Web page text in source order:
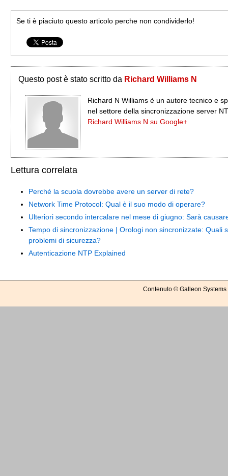
Se ti è piaciuto questo articolo perche non condividerlo!
Questo post è stato scritto da Richard Williams N
Richard N Williams è un autore tecnico e
nel settore della sincronizzazione server
Richard Williams N su Google+
Lettura correlata
Perché la scuola dovrebbe avere un server di rete?
Network Time Protocol: Qual è il suo modo di operare?
Ulteriori secondo intercalare nel mese di giugno: Sarà
Tempo di sincronizzazione | Orologi non sincronizzate: Quali
problemi di sicurezza?
Autenticazione NTP Explained
Contenuto © Galleon Systems